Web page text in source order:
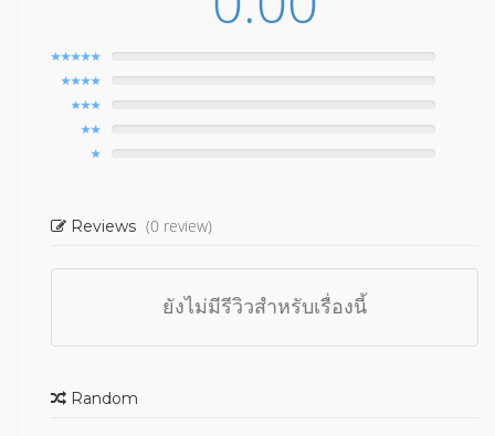
Reviews (0 review)
ยังไม่มีรีวิวสำหรับเรื่องนี้
Random